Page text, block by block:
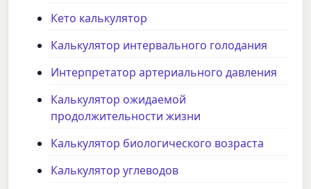
Кето калькулятор
Калькулятор интервального голодания
Интерпретатор артериального давления
Калькулятор ожидаемой
продолжительности жизни
Калькулятор биологического возраста
Калькулятор углеводов